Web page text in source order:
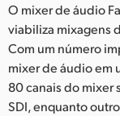
O mixer de áudio
viabiliza mixagens
Com um número
mixer de áudio em
80 canais do mixer
SDI, enquanto